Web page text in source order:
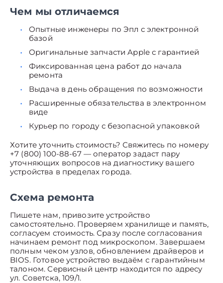
Чем мы отличаемся
Опытные инженеры по Эпл с электронной
базой
Оригинальные запчасти Apple с гарантией
Фиксированная цена работ до начала
ремонта
Выдача в день обращения по возможности
Расширенные обязательства в электронном
виде
Курьер по городу с безопасной упаковкой
Хотите уточнить стоимость? Свяжитесь по номеру
+7 (800) 100-88-67 — оператор задаст пару
уточняющих вопросов на диагностику вашего
устройства в пределах города.
Схема ремонта
Пишете нам, привозите устройство
самостоятельно. Проверяем хранилище и память,
согласуем стоимость. Сразу после согласования
начинаем ремонт под микроскопом. Завершаем
полным чеком узлов, обновлением драйверов и
BIOS. Готовое устройство выдаём с гарантийным
талоном. Сервисный центр находится по адресу
ул. Советска, 109/1.